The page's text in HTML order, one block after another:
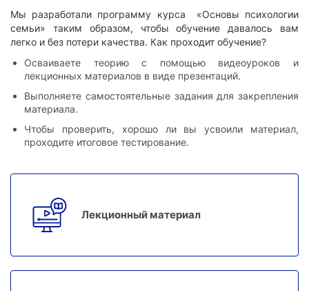
Чувствую эмоциональное
удовлетворение от своей
деятельности
Могу подстраивать график под себя,
выбирать с кем и когда работать
Стоимость сессии:3 000₽
Мы разработали программу курса «Основы психологии
семьи» таким образом, чтобы обучение давалось вам
легко и без потери качества. Как проходит обучение?
Осваиваете теорию с помощью видеоуроков и
лекционных материалов в виде презентаций.
Выполняете самостоятельные задания для закрепления
материала.
Чтобы проверить, хорошо ли вы усвоили материал,
проходите итоговое тестирование.
Лекционный материал